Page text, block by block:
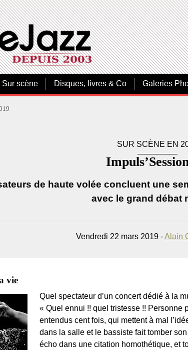
Sur scène Disques, livres & Co Galeries
SUR SCÈNE EN
de haute volée concluent une
avec le grand débat
Vendredi 22 mars 2019 -Alain
vie
Quel spectateur d’un concert dédié à la
« Quel ennui !! quel tristesse !! Personne
entendus cent fois, qui mettent à mal
dans la salle et le bassiste fait tomber
écho dans une citation homothétique, et